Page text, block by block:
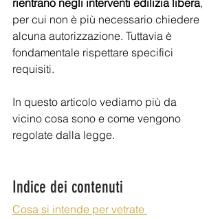
rientrano negli interventi edilizia libera,
per cui non è più necessario chiedere
alcuna autorizzazione. Tuttavia è
fondamentale rispettare specifici
requisiti.
In questo articolo vediamo più da
vicino cosa sono e come vengono
regolate dalla legge.
Indice dei contenuti
Cosa si intende per vetrate